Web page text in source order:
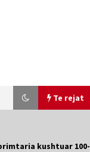
Te rejat
kushtuar 100-